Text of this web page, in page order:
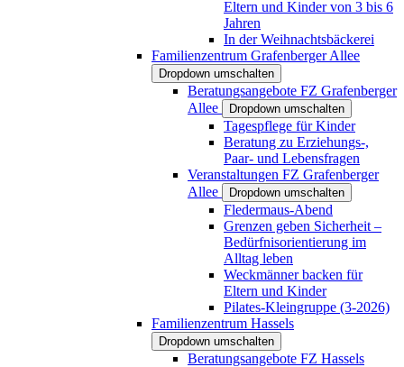
Eltern und Kinder von 3 bis 6
Jahren
In der Weihnachtsbäckerei
Familienzentrum Grafenberger Allee
Dropdown umschalten
Beratungsangebote FZ Grafenberger
Allee
Dropdown umschalten
Tagespflege für Kinder
Beratung zu Erziehungs-,
Paar- und Lebensfragen
Veranstaltungen FZ Grafenberger
Allee
Dropdown umschalten
Fledermaus-Abend
Grenzen geben Sicherheit –
Bedürfnisorientierung im
Alltag leben
Weckmänner backen für
Eltern und Kinder
Pilates-Kleingruppe (3-2026)
Familienzentrum Hassels
Dropdown umschalten
Beratungsangebote FZ Hassels